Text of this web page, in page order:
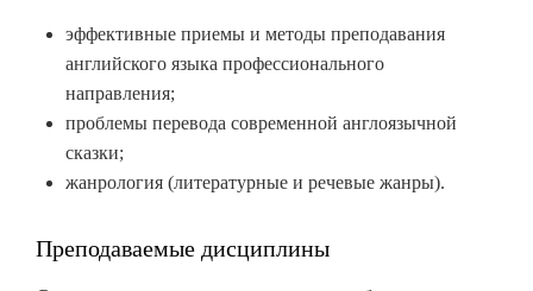
эффективные приемы и методы преподавания
английского языка профессионального
направления;
проблемы перевода современной англоязычной
сказки;
жанрология (литературные и речевые жанры).
Преподаваемые дисциплины